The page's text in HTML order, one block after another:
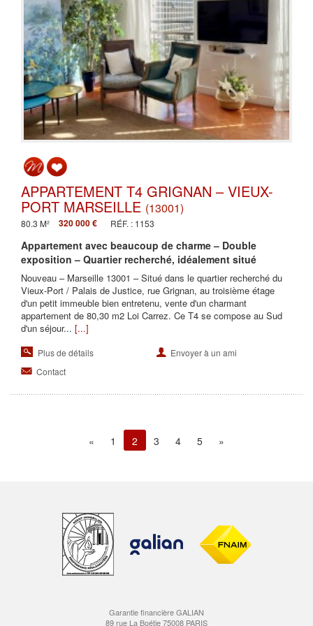
APPARTEMENT T4 GRIGNAN – VIEUX-
PORT MARSEILLE (13001)
80.3 M² 320 000 € RÉF. : 1153
Appartement avec beaucoup de charme – Double
exposition – Quartier recherché, idéalement situé
Nouveau – Marseille 13001 – Situé dans le quartier recherché du
Vieux-Port / Palais de Justice, rue Grignan, au troisième étage
d'un petit immeuble bien entretenu, vente d'un charmant
appartement de 80,30 m2 Loi Carrez. Ce T4 se compose au Sud
d'un séjour... [...]
Plus de détails
Envoyer à un ami
Contact
« 1
2
(current)
3 4 5 »
Garantie financière GALIAN
89 rue La Boétie 75008 PARIS